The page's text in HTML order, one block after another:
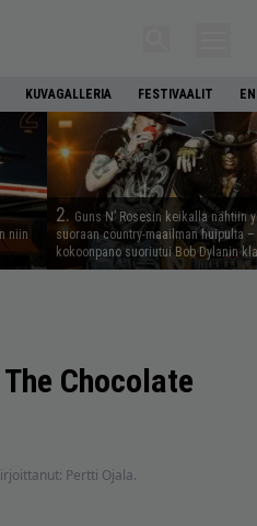
KUVAGALLERIA FESTIVAALIT
niin
2. Guns N’ Rosesin keikalla nähtiin
suoraan country-maailman huipulta
kokoonpano suoriutui Bob Dylanin
Chocolate
Pertti Ojala.